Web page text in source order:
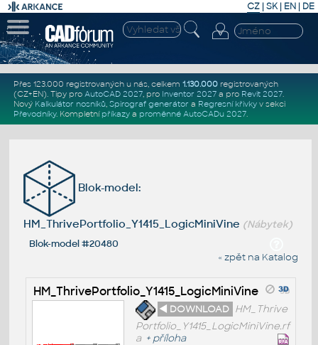
CZ | SK| EN | DE
Přes 123.000 registrovaných u nás, celkem 1.130.000registrovaných
(CZ+EN). Tipy pro AutoCAD 2027, pro Inventor 2027a pro Revit 2027.
Nový Kalkulátor nosníků, Spirograf generátor a Regresní křivkyv sekci
Převodníky. Kompletní příkazya proměnné AutoCADu 2027.
Blok-model:
HM_ThrivePortfolio_Y1415_LogicMiniVine (Nábytek)
Blok-model #20480
« zpět na Katalog
HM_ThrivePortfolio_Y1415_LogicMiniVine
◄ DOWNLOAD HM_Thrive
Portfolio_Y1415_LogicMiniVine.rf
a + příloha